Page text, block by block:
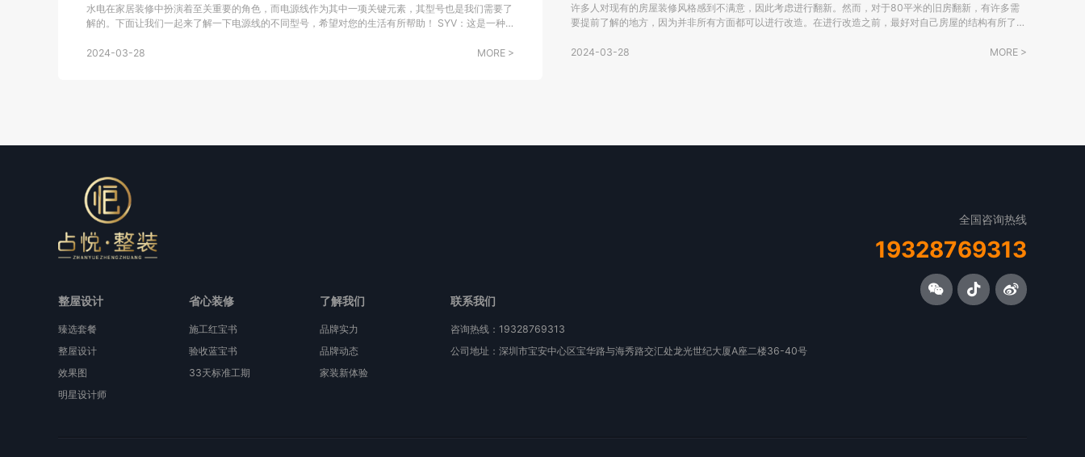
水电在家居装修中扮演着至关重要的角色，而电源线作为其中一项关键元素，其型号也是我们需要了
解的。下面让我们一起来了解一下电源线的不同型号，希望对您的生活有所帮助！ SYV：这是一种
同轴电缆。 KVV：这种电缆采用聚氯乙烯
2024-03-28 MORE >
许多人对现有的房屋装修风格感到不满意，因此考虑进行翻新。然而，对于80平米的旧房翻新，有许多需
要提前了解的地方，因为并非所有方面都可以进行改造。在进行改造之前，最好对自己房屋的结构有所了
等问题。在进行墙壁
2024-03-28 MORE >
整屋设计
臻选套餐
整屋设计
效果图
明星设计师
省心装修
施工红宝书
验收蓝宝书
33天标准工期
了解我们
品牌实力
品牌动态
家装新体验
联系我们
咨询热线：19328769313
公司地址：深圳市宝安中心区宝华路与海秀路交汇处龙光世纪大厦A座二楼36-40号
全国咨询热线
19328769313